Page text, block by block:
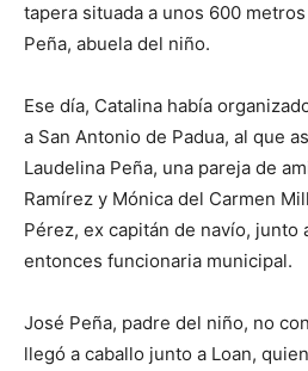
tapera situada a unos 600
Peña, abuela del niño.
Ese día, Catalina había
a San Antonio de Padua, al que
Laudelina Peña, una pareja de
Ramírez y Mónica del Carmen
Pérez, ex capitán de navío, junto
entonces funcionaria municipal.
José Peña, padre del niño, no
llegó a caballo junto a Loan,